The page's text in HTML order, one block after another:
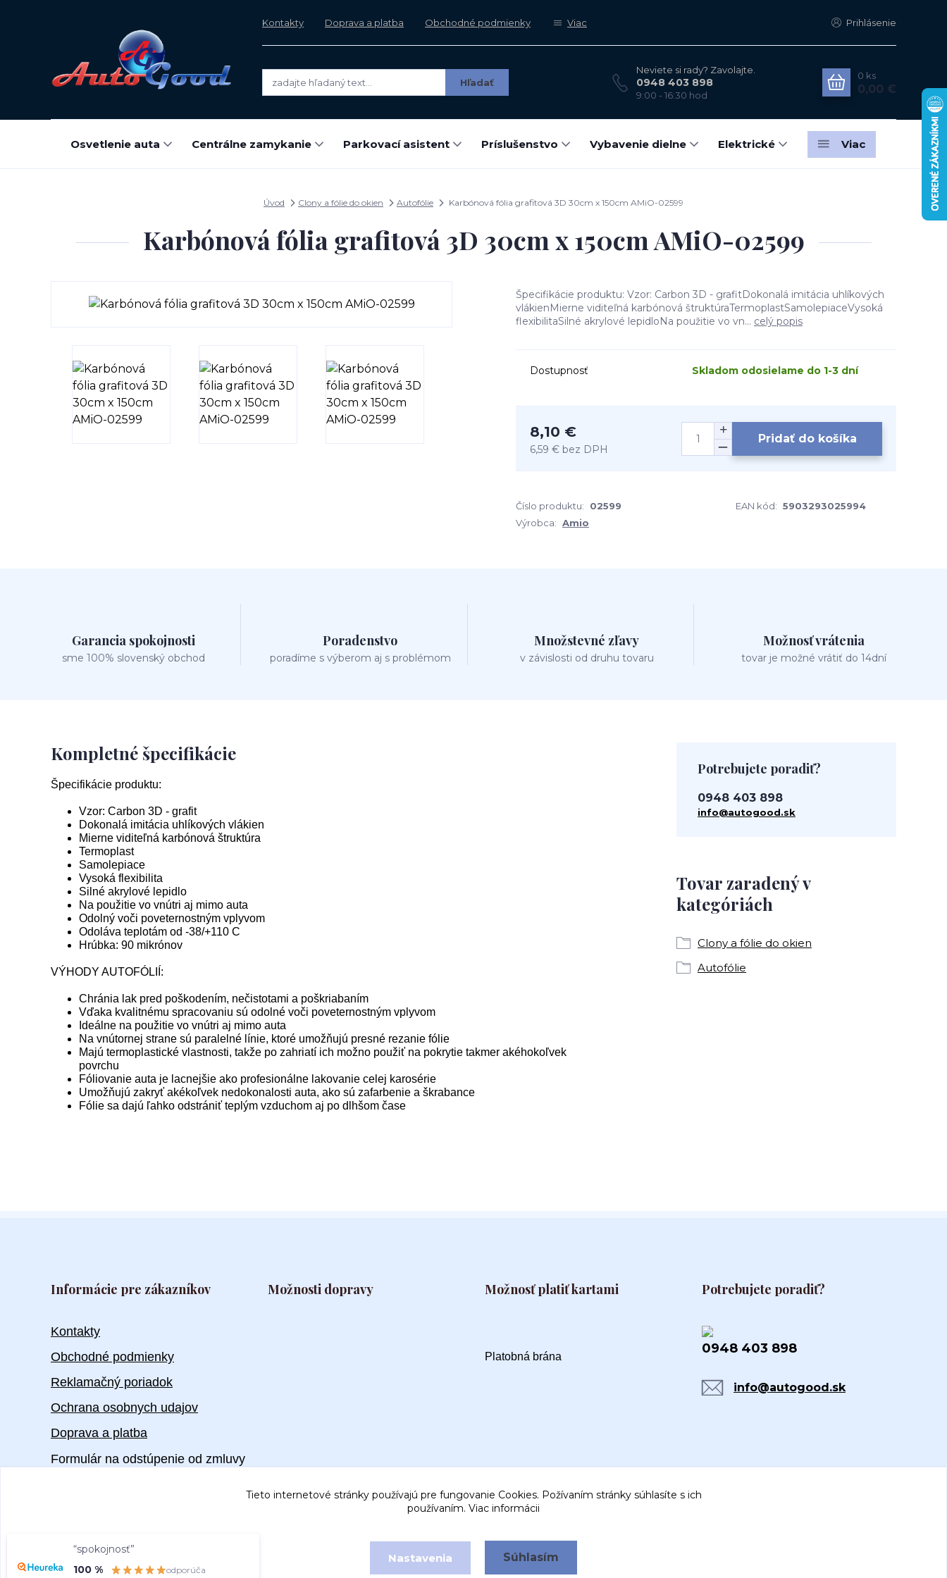
Kontakty Doprava a platba Obchodné podmienky Viac Prihlásenie
Hľadať
Neviete si rady? Zavolajte.
0948 403 898
9:00 - 16:30 hod
0 ks
0,00 €
Osvetlenie auta Centrálne zamykanie Parkovací asistent Príslušenstvo Vybavenie dielne Elektrické Viac
Úvod Clony a fólie do okien Autofólie Karbónová fólia grafitová 3D 30cm x 150cm AMiO-02599
Karbónová fólia grafitová 3D 30cm x 150cm AMiO-02599
Špecifikácie produktu: Vzor: Carbon 3D - grafitDokonalá imitácia uhlíkových
vlákienMierne viditeľná karbónová štruktúraTermoplastSamolepiaceVysoká
flexibilitaSilné akrylové lepidloNa použitie vo vn... celý popis
Dostupnosť Skladom odosielame do 1-3 dní
8,10 €
6,59 € bez DPH
Pridať do košíka
Číslo produktu: 02599 EAN kód: 5903293025994
Výrobca: Amio
Garancia spokojnosti
sme 100% slovenský obchod
Poradenstvo
poradíme s výberom aj s problémom
Množstevné zľavy
v závislosti od druhu tovaru
Možnosť vrátenia
tovar je možné vrátiť do 14dní
Kompletné špecifikácie
Špecifikácie produktu:
Vzor: Carbon 3D - grafit
Dokonalá imitácia uhlíkových vlákien
Mierne viditeľná karbónová štruktúra
Termoplast
Samolepiace
Vysoká flexibilita
Silné akrylové lepidlo
Na použitie vo vnútri aj mimo auta
Odolný voči poveternostným vplyvom
Odoláva teplotám od -38/+110 C
Hrúbka: 90 mikrónov
VÝHODY AUTOFÓLIÍ:
Chránia lak pred poškodením, nečistotami a poškriabaním
Vďaka kvalitnému spracovaniu sú odolné voči poveternostným vplyvom
Ideálne na použitie vo vnútri aj mimo auta
Na vnútornej strane sú paralelné línie, ktoré umožňujú presné rezanie fólie
Majú termoplastické vlastnosti, takže po zahriatí ich možno použiť na pokrytie takmer akéhokoľvek
povrchu
Fóliovanie auta je lacnejšie ako profesionálne lakovanie celej karosérie
Umožňujú zakryť akékoľvek nedokonalosti auta, ako sú zafarbenie a škrabance
Fólie sa dajú ľahko odstrániť teplým vzduchom aj po dlhšom čase
Tovar zaradený v
kategóriách
Clony a fólie do okien
Autofólie
Potrebujete poradiť?
0948 403 898
info@autogood.sk
Informácie pre zákazníkov
Kontakty
Obchodné podmienky
Reklamačný poriadok
Ochrana osobnych udajov
Doprava a platba
Formulár na odstúpenie od zmluvy
Možnosti dopravy Možnosť platiť kartami
Platobná brána
Potrebujete poradiť?
0948 403 898
info@autogood.sk
Tieto internetové stránky používajú pre fungovanie Cookies. Požívaním stránky súhlasíte s ich
používaním. Viac informácii
Nastavenia Súhlasím
“spokojnosť”
100 %
odporúča